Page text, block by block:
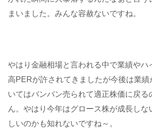
まいました。みんな容赦ないですね。
やはり金融相場と言われる中で業績やハ
高PERが許されてきましたが今後は業績
いてはバンバン売られて適正株価に戻る
ん。やはり今年はグロース株が成長しな
しいのかも知れないですね～。